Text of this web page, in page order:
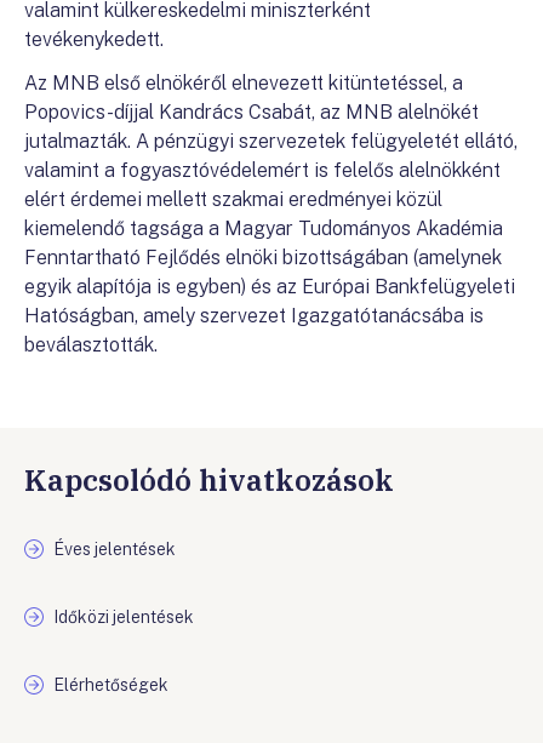
valamint külkereskedelmi miniszterként
tevékenykedett.
Az MNB első elnökéről elnevezett kitüntetéssel, a
Popovics-díjjal Kandrács Csabát, az MNB alelnökét
jutalmazták. A pénzügyi szervezetek felügyeletét ellátó,
valamint a fogyasztóvédelemért is felelős alelnökként
elért érdemei mellett szakmai eredményei közül
kiemelendő tagsága a Magyar Tudományos Akadémia
Fenntartható Fejlődés elnöki bizottságában (amelynek
egyik alapítója is egyben) és az Európai Bankfelügyeleti
Hatóságban, amely szervezet Igazgatótanácsába is
beválasztották.
Kapcsolódó hivatkozások
Éves jelentések
Időközi jelentések
Elérhetőségek